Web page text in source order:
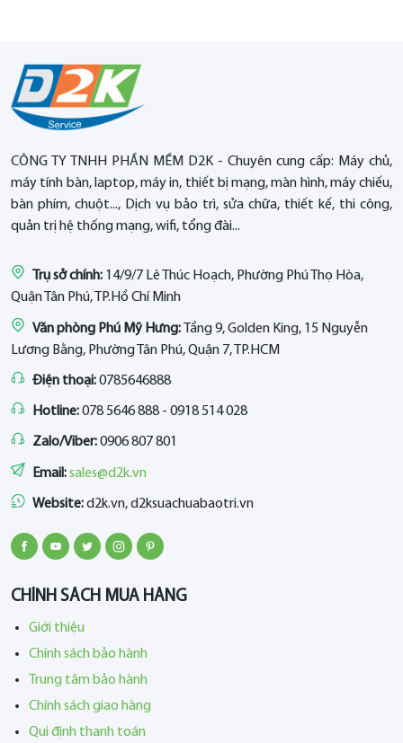
CÔNG TY TNHH PHẦN MỀM D2K - Chuyên cung cấp: Máy chủ,
máy tính bàn, laptop, máy in, thiết bị mạng, màn hình, máy chiếu,
bàn phím, chuột..., Dịch vụ bảo trì, sửa chữa, thiết kế, thi công,
quản trị hệ thống mạng, wifi, tổng đài...
Trụ sở chính: 14/9/7 Lê Thúc Hoạch, Phường Phú Thọ Hòa,
Quận Tân Phú, TP.Hồ Chí Minh
Văn phòng Phú Mỹ Hưng: Tầng 9, Golden King, 15 Nguyễn
Lương Bằng, Phường Tân Phú, Quận 7, TP.HCM
Điện thoại:0785646888
Hotline:078 5646 888 - 0918 514 028
Zalo/Viber:0906 807 801
Email:sales@d2k.vn
Website:d2k.vn, d2ksuachuabaotri.vn
CHÍNH SÁCH MUA HÀNG
Giới thiệu
Chính sách bảo hành
Trung tâm bảo hành
Chính sách giao hàng
Qui định thanh toán